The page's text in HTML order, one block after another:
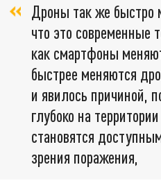
Дроны так же быстро
что это современные
как смартфоны
быстрее меняются
и явилось причиной,
глубоко на
становятся
зрения поражения,